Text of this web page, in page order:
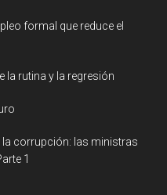
formal que reduce el
la rutina y la regresión
corrupción: las ministras
1